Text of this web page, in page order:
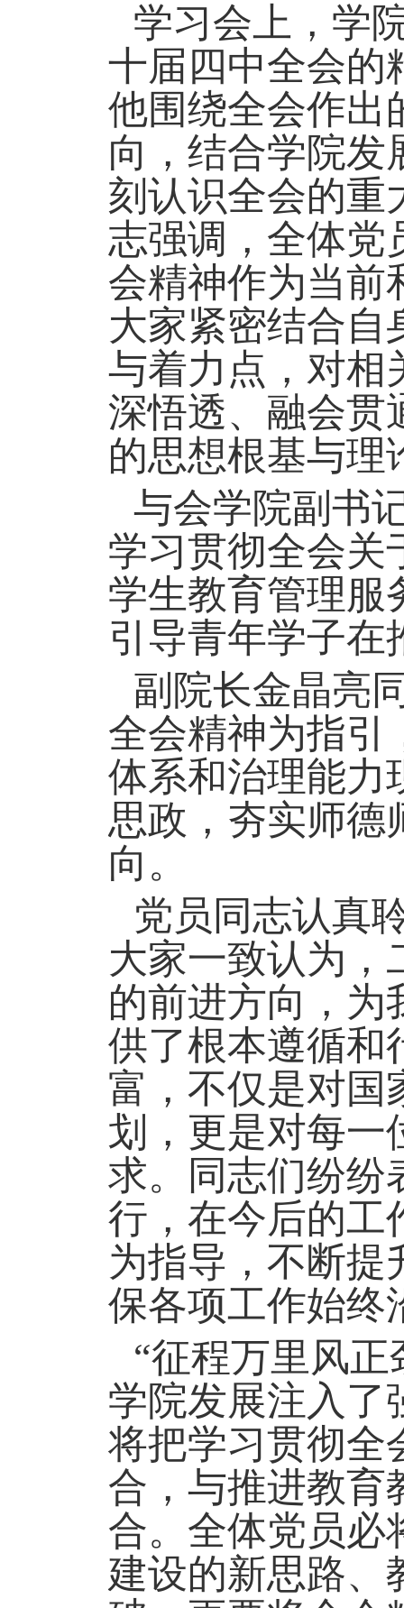
学习会上，学
十届四中全会的
他围绕全会作出
向，结合学院发
刻认识全会的重
志强调，全体党
会精神作为当前
大家紧密结合自
与着力点，对相
深悟透、融会贯
的思想根基与理
与会学院副书
学习贯彻全会关
学生教育管理服
引导青年学子在
副院长金晶亮
全会精神为指引
体系和治理能力
思政，夯实师德
向。
党员同志认真
大家一致认为，
的前进方向，为
供了根本遵循和
富，不仅是对国
划，更是对每一
求。同志们纷纷
行，在今后的工
为指导，不断提
保各项工作始终
“征程万里风
学院发展注入了
将把学习贯彻全
合，与推进教育
合。全体党员必
建设的新思路、